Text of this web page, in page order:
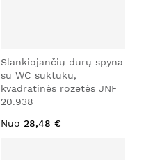
Slankiojančių durų spyna
su WC suktuku,
kvadratinės rozetės JNF
20.938
Nuo 28,48 €